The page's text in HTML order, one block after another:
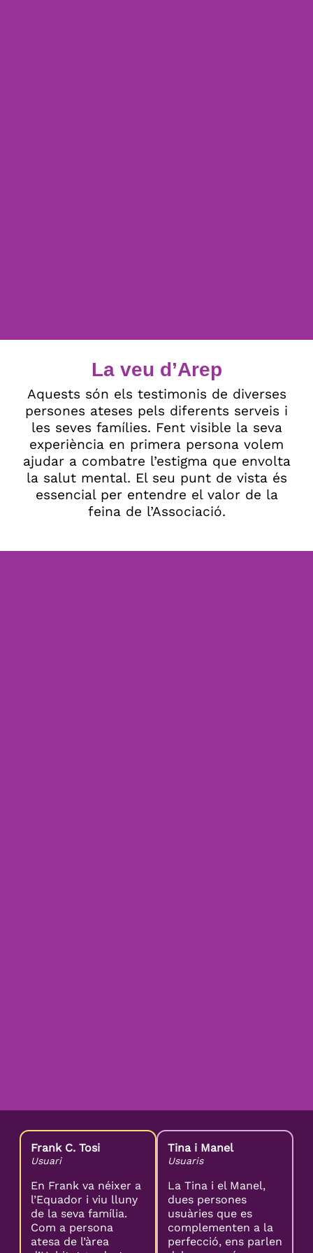
La veu d’Arep
Aquests són els testimonis de diverses
persones ateses pels diferents serveis i
les seves famílies. Fent visible la seva
experiència en primera persona volem
ajudar a combatre l’estigma que envolta
la salut mental. El seu punt de vista és
essencial per entendre el valor de la
feina de l’Associació.
Frank C. Tosi
Usuari
En Frank va néixer a
l’Equador i viu lluny
de la seva família.
Com a persona
atesa de l’àrea
Tina i Manel
Usuaris
La Tina i el Manel,
dues persones
usuàries que es
complementen a la
perfecció, ens parlen